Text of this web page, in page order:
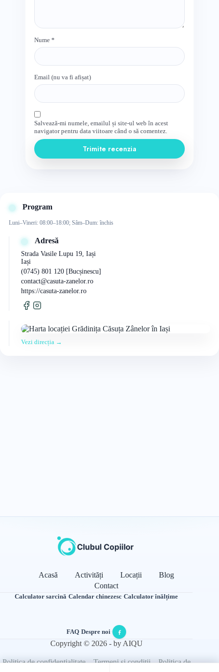
Nume *
Email (nu va fi afișat)
Salvează-mi numele, emailul și site-ul web în acest
navigator pentru data viitoare când o să comentez.
Trimite recenzia
Program
Luni–Vineri: 08:00–18:00; Sâm–Dum: închis
Adresă
Strada Vasile Lupu 19, Iași
Iași
(0745) 801 120 [Bucșinescu]
contact@casuta-zanelor.ro
https://casuta-zanelor.ro
Vezi direcția →
Acasă Activități Locații
Blog
Contact
Calculator sarcină·Calendar chinezesc·Calculator înălțime
FAQ·Despre noi·
Copyright © 2026 - by AIQU
Politica de confidențialitate Termeni și condiții
Politica de